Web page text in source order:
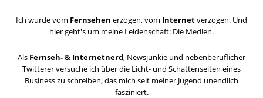
Ich wurde vom Fernsehen erzogen, vom Internetverzogen. Und
hier geht's um meine Leidenschaft: Die Medien.
Als Fernseh- & Internetnerd, Newsjunkie und nebenberuflicher
Twitterer versuche ich über die Licht- und Schattenseiten eines
Business zu schreiben, das mich seit meiner Jugend unendlich
fasziniert.